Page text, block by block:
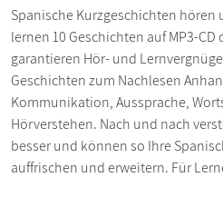
Spanische Kurzgeschichten hören
lernen 10 Geschichten auf MP3-
garantieren Hör- und
Geschichten zum Nachlesen
Kommunikation, Aussprache,
Hörverstehen. Nach und nach
besser und können so Ihre
auffrischen und erweitern. Für